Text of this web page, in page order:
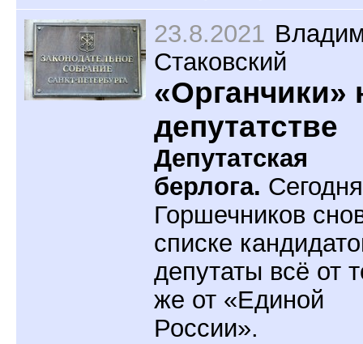
23.8.2021
Стаковский
«Органчики»
депутатстве
Депутатская
берлога. Сегодня
Горшечников
списке
депутаты всё от
же от «Единой
России».